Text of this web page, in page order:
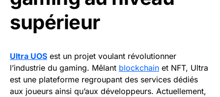
supérieur
Ultra UOS est un projet voulant révolutionner
l’industrie du gaming. Mêlant blockchain et NFT, Ultra
est une plateforme regroupant des services dédiés
aux joueurs ainsi qu’aux développeurs. Actuellement,